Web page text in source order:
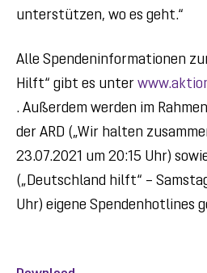
unterstützen, wo es geht.“
Alle Spendeninformationen
Hilft“ gibt es unter
. Außerdem werden im
der ARD („Wir halten
23.07.2021 um 20:15 Uhr)
(„Deutschland hilft“ –
Uhr) eigene Spendenhotlines